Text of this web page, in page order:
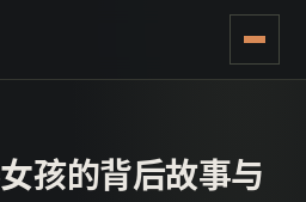
孩的背后故事与